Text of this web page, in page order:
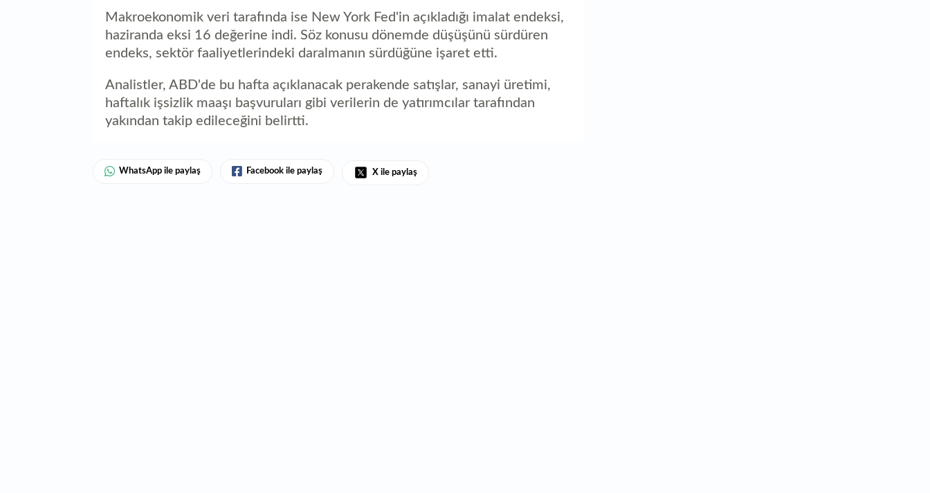
Makroekonomik veri tarafında ise New York Fed'in açıkladığı imalat endeksi,
haziranda eksi 16 değerine indi. Söz konusu dönemde düşüşünü sürdüren
endeks, sektör faaliyetlerindeki daralmanın sürdüğüne işaret etti.
Analistler, ABD'de bu hafta açıklanacak perakende satışlar, sanayi üretimi,
haftalık işsizlik maaşı başvuruları gibi verilerin de yatırımcılar tarafından
yakından takip edileceğini belirtti.
WhatsApp ile paylaş Facebook ile paylaş X ile paylaş